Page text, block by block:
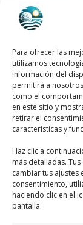
Para ofrecer las
utilizamos
información del
permitirá a
como el
en este sitio y
retirar el
características y
Haz clic a
más detalladas.
cambiar tus ajustes
consentimiento,
haciendo clic en el
pantalla.
Como
Union
encuentra
siguiente